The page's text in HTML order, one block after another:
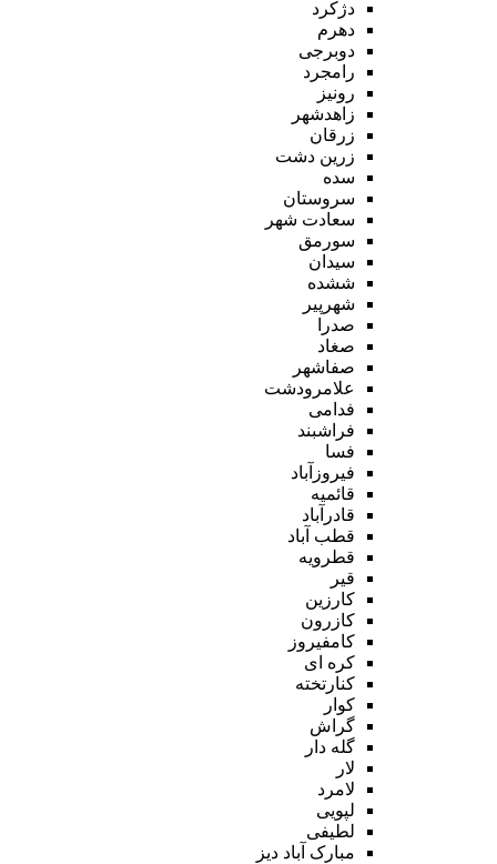
دژکرد
دهرم
دوبرجی
رامجرد
رونیز
زاهدشهر
زرقان
زرین دشت
سده
سروستان
سعادت شهر
سورمق
سیدان
ششده
شهرپیر
صدرا
صغاد
صفاشهر
علامرودشت
فدامی
فراشبند
فسا
فیروزآباد
قائمیه
قادرآباد
قطب آباد
قطرویه
قیر
کارزین
کازرون
کامفیروز
کره ای
کنارتخته
کوار
گراش
گله دار
لار
لامرد
لپویی
لطیفی
مبارک آباد دیز